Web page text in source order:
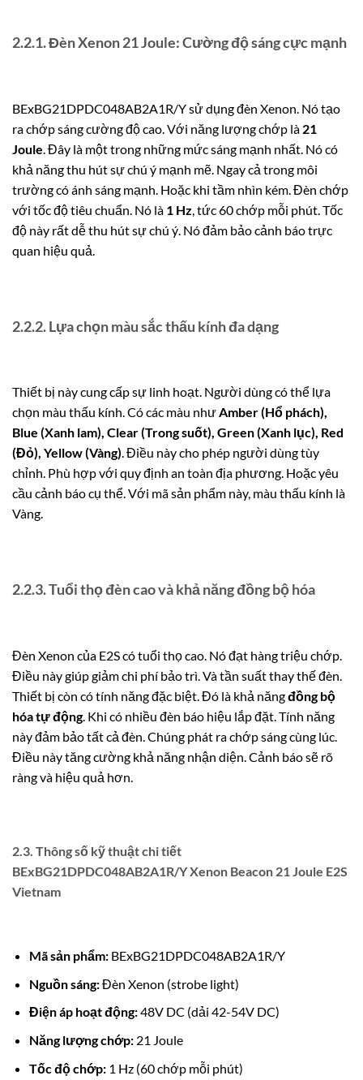
2.2.1. Đèn Xenon 21 Joule: Cường độ sáng cực mạnh
BExBG21DPDC048AB2A1R/Y sử dụng đèn Xenon. Nó tạo
ra chớp sáng cường độ cao. Với năng lượng chớp là 21
Joule. Đây là một trong những mức sáng mạnh nhất. Nó có
khả năng thu hút sự chú ý mạnh mẽ. Ngay cả trong môi
trường có ánh sáng mạnh. Hoặc khi tầm nhìn kém. Đèn chớp
với tốc độ tiêu chuẩn. Nó là 1 Hz, tức 60 chớp mỗi phút. Tốc
độ này rất dễ thu hút sự chú ý. Nó đảm bảo cảnh báo trực
quan hiệu quả.
2.2.2. Lựa chọn màu sắc thấu kính đa dạng
Thiết bị này cung cấp sự linh hoạt. Người dùng có thể lựa
chọn màu thấu kính. Có các màu nhưAmber (Hổ phách),
Blue (Xanh lam), Clear (Trong suốt), Green (Xanh lục), Red
(Đỏ), Yellow (Vàng). Điều này cho phép người dùng tùy
chỉnh. Phù hợp với quy định an toàn địa phương. Hoặc yêu
cầu cảnh báo cụ thể. Với mã sản phẩm này, màu thấu kính là
Vàng.
2.2.3. Tuổi thọ đèn cao và khả năng đồng bộ hóa
Đèn Xenon của E2S có tuổi thọ cao. Nó đạt hàng triệu chớp.
Điều này giúp giảm chi phí bảo trì. Và tần suất thay thế đèn.
Thiết bị còn có tính năng đặc biệt. Đó là khả năngđồng bộ
hóa tự động. Khi có nhiều đèn báo hiệu lắp đặt. Tính năng
này đảm bảo tất cả đèn. Chúng phát ra chớp sáng cùng lúc.
Điều này tăng cường khả năng nhận diện. Cảnh báo sẽ rõ
ràng và hiệu quả hơn.
2.3. Thông số kỹ thuật chi tiết
BExBG21DPDC048AB2A1R/Y Xenon Beacon 21 Joule E2S
Vietnam
Mã sản phẩm:BExBG21DPDC048AB2A1R/Y
Nguồn sáng:Đèn Xenon (strobe light)
Điện áp hoạt động:48V DC (dải 42-54V DC)
Năng lượng chớp:21 Joule
Tốc độ chớp:1 Hz (60 chớp mỗi phút)